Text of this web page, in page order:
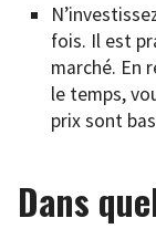
fois. Il est
marché. En
le temps,
prix sont
Dans